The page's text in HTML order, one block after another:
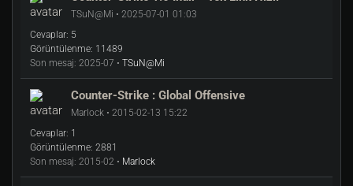
TSuN@Mi • 2025-07-01 01:03
Cevaplar: 5
Görüntülenme: 11489
Son mesaj: 2025-07 • TSuN@Mi
Counter-Strike : Global Offensive
Marlock • 2015-02-13 15:22
Cevaplar: 1
Görüntülenme: 2881
Son mesaj: 2015-02 • Marlock